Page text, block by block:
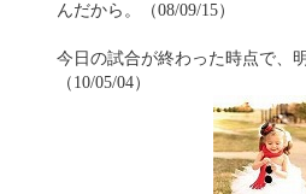
んだから。（08/09/15）
今日の試合が終わった時点で、
（10/05/04）